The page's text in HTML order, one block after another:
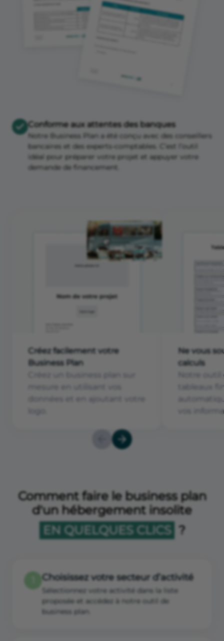
Conforme aux attentes des banques
Notre Business Plan a été conçu avec des conseillers
bancaires et des experts-comptables. C’est l’outil
idéal pour préparer votre projet et appuyer votre
demande de financement.
Créez facilement votre
Business Plan
Ne vous
calculs
Notre
tableaux
vos
Comment faire le business plan
d'un hébergement insolite
EN QUELQUES CLICS ?
Choisissez votre secteur d’activité
Sélectionnez votre activité dans la liste
proposée et accédez à notre outil de
business plan.